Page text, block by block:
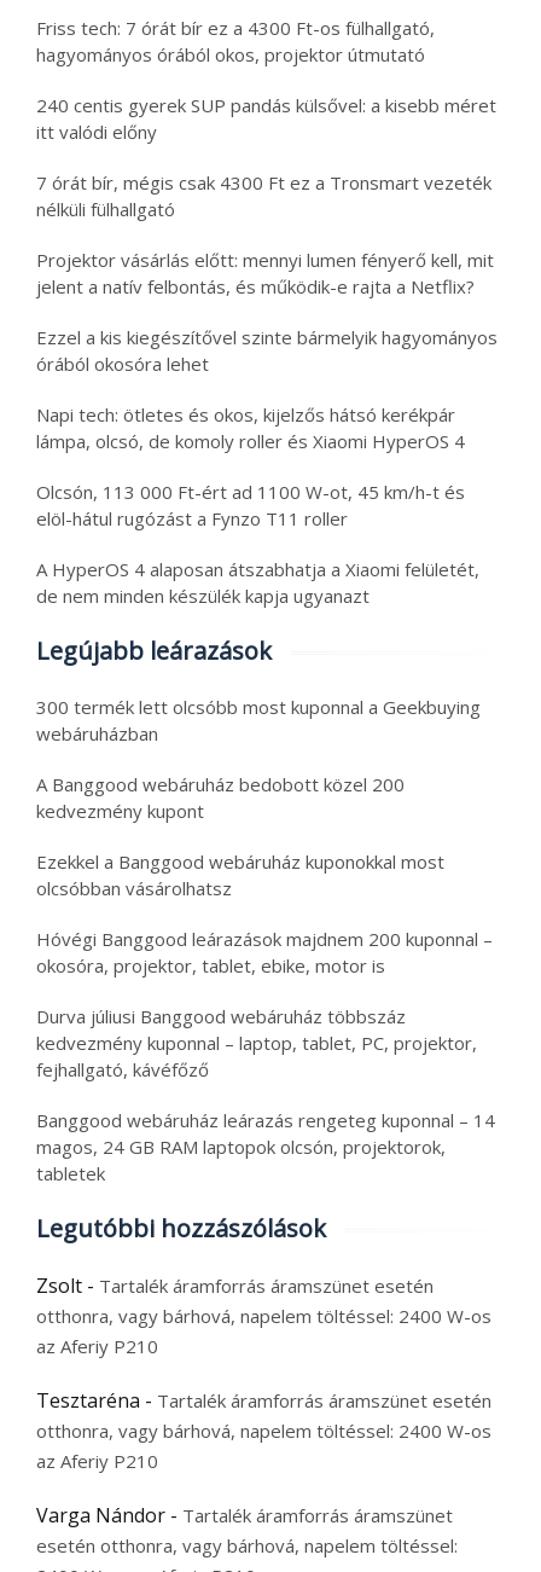
Friss tech: 7 órát bír ez a 4300 Ft-os fülhallgató,
hagyományos órából okos, projektor útmutató
240 centis gyerek SUP pandás külsővel: a kisebb méret
itt valódi előny
7 órát bír, mégis csak 4300 Ft ez a Tronsmart vezeték
nélküli fülhallgató
Projektor vásárlás előtt: mennyi lumen fényerő kell, mit
jelent a natív felbontás, és működik-e rajta a Netflix?
Ezzel a kis kiegészítővel szinte bármelyik hagyományos
órából okosóra lehet
Napi tech: ötletes és okos, kijelzős hátsó kerékpár
lámpa, olcsó, de komoly roller és Xiaomi HyperOS 4
Olcsón, 113 000 Ft-ért ad 1100 W-ot, 45 km/h-t és
elöl-hátul rugózást a Fynzo T11 roller
A HyperOS 4 alaposan átszabhatja a Xiaomi felületét,
de nem minden készülék kapja ugyanazt
Legújabb leárazások
300 termék lett olcsóbb most kuponnal a Geekbuying
webáruházban
A Banggood webáruház bedobott közel 200
kedvezmény kupont
Ezekkel a Banggood webáruház kuponokkal most
olcsóbban vásárolhatsz
Hóvégi Banggood leárazások majdnem 200 kuponnal –
okosóra, projektor, tablet, ebike, motor is
Durva júliusi Banggood webáruház többszáz
kedvezmény kuponnal – laptop, tablet, PC, projektor,
fejhallgató, kávéfőző
Banggood webáruház leárazás rengeteg kuponnal – 14
magos, 24 GB RAM laptopok olcsón, projektorok,
tabletek
Legutóbbi hozzászólások
Zsolt - Tartalék áramforrás áramszünet esetén
otthonra, vagy bárhová, napelem töltéssel: 2400 W-os
az Aferiy P210
Tesztaréna - Tartalék áramforrás áramszünet esetén
otthonra, vagy bárhová, napelem töltéssel: 2400 W-os
az Aferiy P210
Varga Nándor - Tartalék áramforrás áramszünet
esetén otthonra, vagy bárhová, napelem töltéssel: